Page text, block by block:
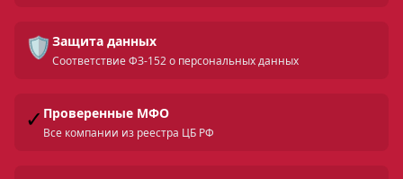
🛡️ Защита данных
Соответствие ФЗ-152 о персональных данных
✓ Проверенные МФО
Все компании из реестра ЦБ РФ